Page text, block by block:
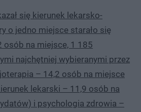
się kierunek lekarsko-
o jedno miejsce starało się
osób na miejsce, 1 185
najchętniej wybieranymi przez
– 14,2 osób na miejsce
lekarski – 11,9 osób na
i psychologia zdrowia –